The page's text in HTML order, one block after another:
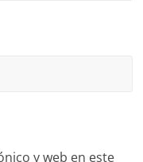
y web en este